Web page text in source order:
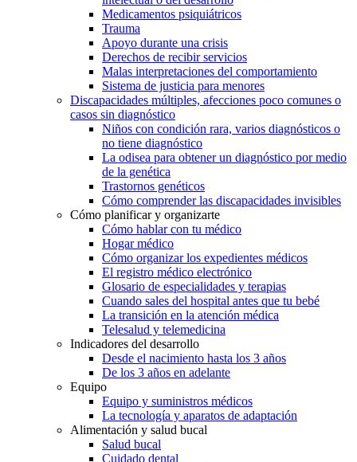
Medicamentos psiquiátricos
Trauma
Apoyo durante una crisis
Derechos de recibir servicios
Malas interpretaciones del comportamiento
Sistema de justicia para menores
Discapacidades múltiples, afecciones poco comunes o
casos sin diagnóstico
Niños con condición rara, varios diagnósticos o
no tiene diagnóstico
La odisea para obtener un diagnóstico por medio
de la genética
Trastornos genéticos
Cómo comprender las discapacidades invisibles
Cómo planificar y organizarte
Cómo hablar con tu médico
Hogar médico
Cómo organizar los expedientes médicos
El registro médico electrónico
Glosario de especialidades y terapias
Cuando sales del hospital antes que tu bebé
La transición en la atención médica
Telesalud y telemedicina
Indicadores del desarrollo
Desde el nacimiento hasta los 3 años
De los 3 años en adelante
Equipo
Equipo y suministros médicos
La tecnología y aparatos de adaptación
Alimentación y salud bucal
Salud bucal
Cuidado dental